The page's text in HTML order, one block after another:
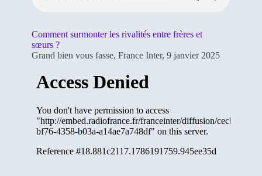
Comment surmonter les rivalités entre frères et
sœurs ?
Grand bien vous fasse, France Inter, 9 janvier 2025